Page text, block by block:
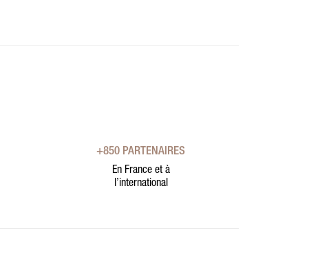
+850 PARTENAIRES
En France et à
l’international